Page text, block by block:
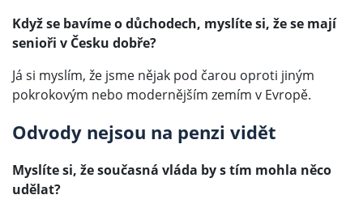
Když se bavíme o důchodech, myslíte si, že se mají
senioři v Česku dobře?
Já si myslím, že jsme nějak pod čarou oproti jiným
pokrokovým nebo modernějším zemím v Evropě.
Odvody nejsou na penzi vidět
Myslíte si, že současná vláda by s tím mohla něco
udělat?